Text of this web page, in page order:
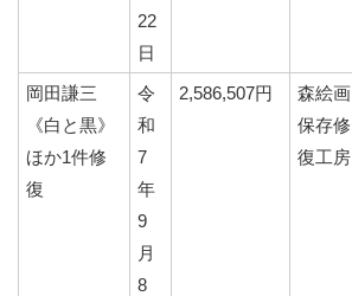
22
日
岡田謙三
《白と黒》
ほか1件修
復
令
和
7
年
9
月
8
2,586,507円
森絵画
保存修
復工房